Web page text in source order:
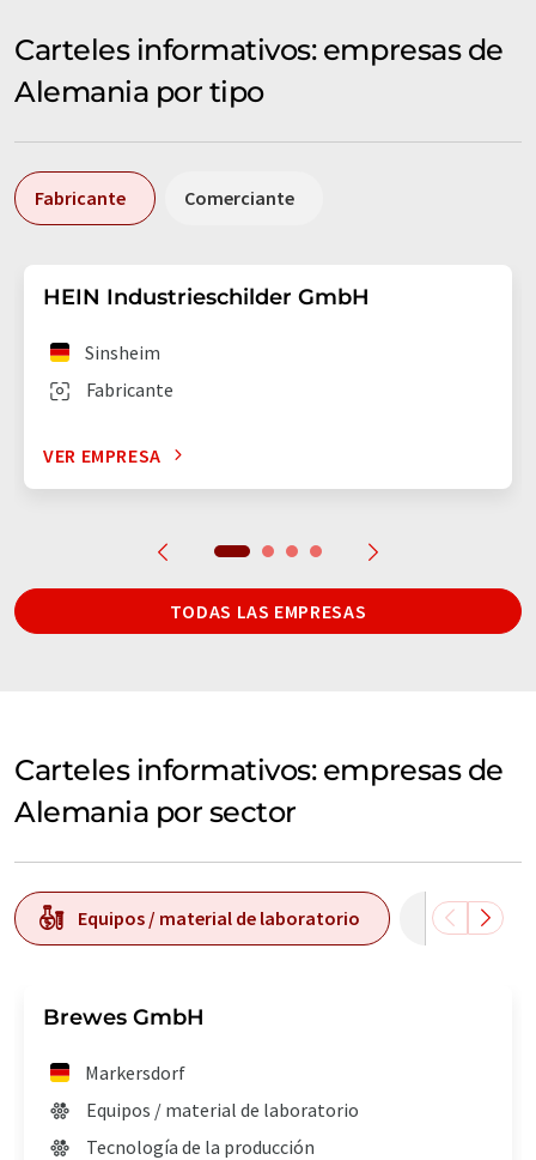
Carteles informativos: empresas de
Alemania por tipo
Fabricante Comerciante
HEIN Industrieschilder GmbH
Fabricante
Sinsheim
VER EMPRESA
TODAS LAS EMPRESAS
Carteles informativos: empresas de
Alemania por sector
Equipos / material de laboratorio
Brewes GmbH
Markersdorf
Equipos / material de laboratorio
Tecnología de la producción